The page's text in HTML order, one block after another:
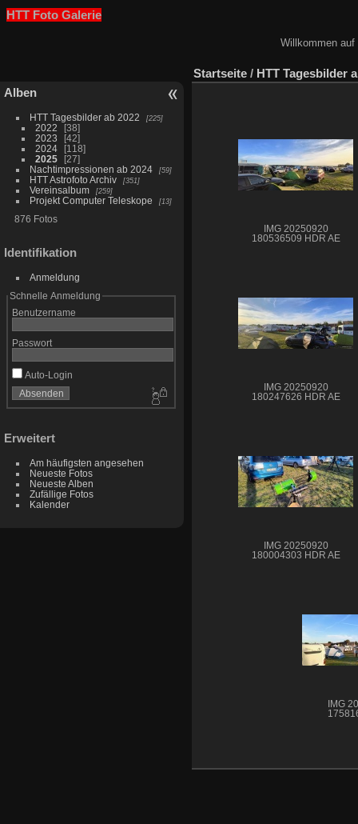
HTT Foto Galerie
Willkommen
Alben
HTT Tagesbilder ab 2022 225
2022
38
2023
42
2024
118
2025
27
Nachtimpressionen ab 2024
59
HTT Astrofoto Archiv 351
Vereinsalbum 259
Projekt Computer Teleskope 13
876 Fotos
Identifikation
Anmeldung
Schnelle Anmeldung
Benutzername
Passwort
Auto-Login
Erweitert
Am häufigsten angesehen
Neueste Fotos
Neueste Alben
Zufällige Fotos
Kalender
Startseite / HTT Tagesbilder
IMG 20250920
180536509 HDR AE
IMG 20250920
180247626 HDR AE
IMG 20250920
180004303 HDR AE
IMG